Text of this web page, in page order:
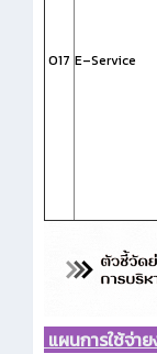
O17 E–Service
แผนการใช้จ่า